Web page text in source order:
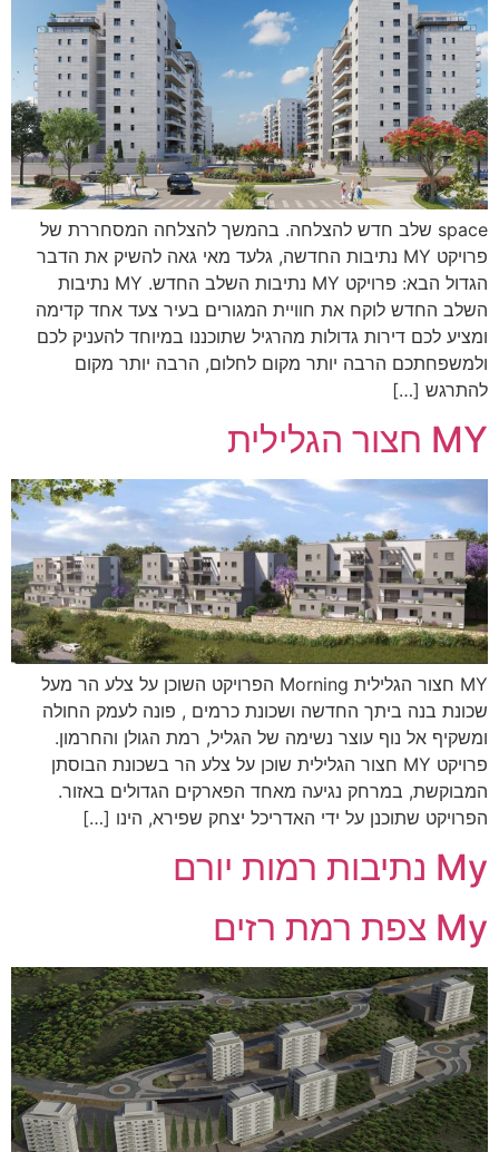
space שלב חדש להצלחה. בהמשך להצלחה המסחררת של
פרויקט MY נתיבות החדשה, גלעד מאי גאה להשיק את הדבר
הגדול הבא: פרויקט MY נתיבות השלב החדש. MY נתיבות
השלב החדש לוקח את חוויית המגורים בעיר צעד אחד קדימה
ומציע לכם דירות גדולות מהרגיל שתוכננו במיוחד להעניק לכם
ולמשפחתכם הרבה יותר מקום לחלום, הרבה יותר מקום
להתרגש […]
MY חצור הגלילית
MY חצור הגלילית Morning הפרויקט השוכן על צלע הר מעל
שכונת בנה ביתך החדשה ושכונת כרמים , פונה לעמק החולה
ומשקיף אל נוף עוצר נשימה של הגליל, רמת הגולן והחרמון.
פרויקט MY חצור הגלילית שוכן על צלע הר בשכונת הבוסתן
המבוקשת, במרחק נגיעה מאחד הפארקים הגדולים באזור.
הפרויקט שתוכנן על ידי האדריכל יצחק שפירא, הינו […]
My נתיבות רמות יורם
My צפת רמת רזים